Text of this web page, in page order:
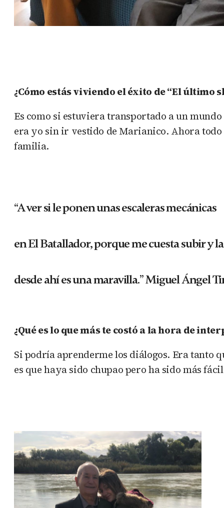
¿Cómo estás viviendo el éxito de “El último
Es como si estuviera transportado a un
era yo sin ir vestido de Marianico. Ahora todo
familia.
“A ver si le ponen unas escaleras mecánicas
en El Batallador, porque me cuesta subir y
desde ahí es una maravilla.” Miguel Ángel
¿Qué es lo que más te costó a la hora de
Si podría aprenderme los diálogos. Era tanto
es que haya sido chupao pero ha sido más